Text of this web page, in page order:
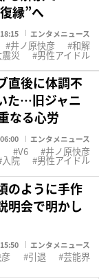
縁”へ
エンタメニュース
井ノ原快彦 和解
災 男性アイドル
後に体調不
た…旧ジャニ
なる心労
エンタメニュース
V6 井ノ原快彦
入院 男性アイドル
のように手作
明会で明かし
エンタメニュース
引退 芸能界